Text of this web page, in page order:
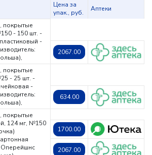
Цена за
упак., руб.
Аптеки
покрытые
- 150 шт. -
-
2067.00
покрытые
- 25 шт. -
-
634.00
покрытые
124 мг, №150
Оперейшнс
1700.00
2067.00